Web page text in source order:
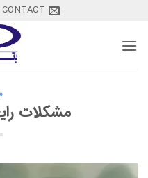
content
CONTACT
مشکلات